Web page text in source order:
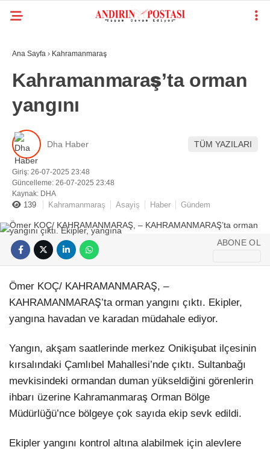
Ana Sayfa › Kahramanmaraş
Kahramanmaraş’ta orman
yangını
Dha Haber TÜM YAZILARI
Giriş: 26-07-2025 23:48
Güncelleme: 26-07-2025 23:48
Kaynak: DHA
139 Kahramanmaraş Asayiş Haber Gündem
ABONE OL
Ömer KOÇ/ KAHRAMANMARAŞ, –
KAHRAMANMARAŞ’ta orman yangını çıktı. Ekipler,
yangına havadan ve karadan müdahale ediyor.
Yangın, akşam saatlerinde merkez Onikişubat ilçesinin
kırsalındaki Çamlıbel Mahallesi’nde çıktı. Sultanbağı
mevkisindeki ormandan duman yükseldiğini görenlerin
ihbarı üzerine Kahramanmaraş Orman Bölge
Müdürlüğü’nce bölgeye çok sayıda ekip sevk edildi.
Ekipler yangını kontrol altına alabilmek için alevlere